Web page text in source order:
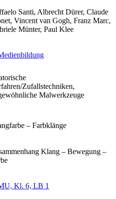
Santi, Albrecht Dürer, Claude
Vincent van Gogh, Franz Marc,
Münter, Paul Klee
Zufallstechniken,
Malwerkzeuge
– Farbklänge
Klang – Bewegung –
Kl. 6, LB 1